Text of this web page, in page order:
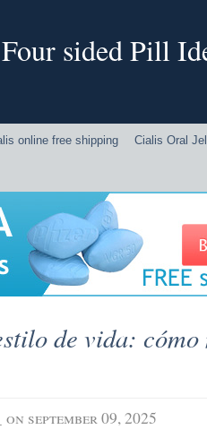
sided Pill
online free shipping Cialis Oral
de vida:
on september 09, 2025